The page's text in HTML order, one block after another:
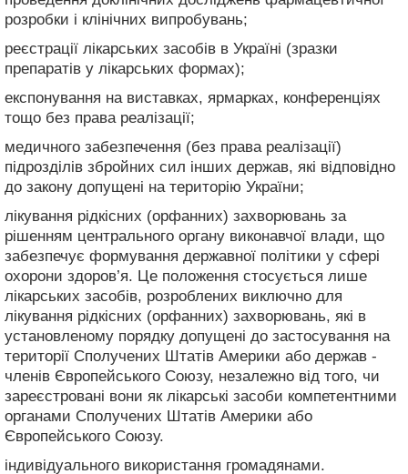
розробки і клінічних випробувань;
реєстрації лікарських засобів в Україні (зразки
препаратів у лікарських формах);
експонування на виставках, ярмарках, конференціях
тощо без права реалізації;
медичного забезпечення (без права реалізації)
підрозділів збройних сил інших держав, які відповідно
до закону допущені на територію України;
лікування рідкісних (орфанних) захворювань за
рішенням центрального органу виконавчої влади, що
забезпечує формування державної політики у сфері
охорони здоров’я. Це положення стосується лише
лікарських засобів, розроблених виключно для
лікування рідкісних (орфанних) захворювань, які в
установленому порядку допущені до застосування на
території Сполучених Штатів Америки або держав -
членів Європейського Союзу, незалежно від того, чи
зареєстровані вони як лікарські засоби компетентними
органами Сполучених Штатів Америки або
Європейського Союзу.
індивідуального використання громадянами.